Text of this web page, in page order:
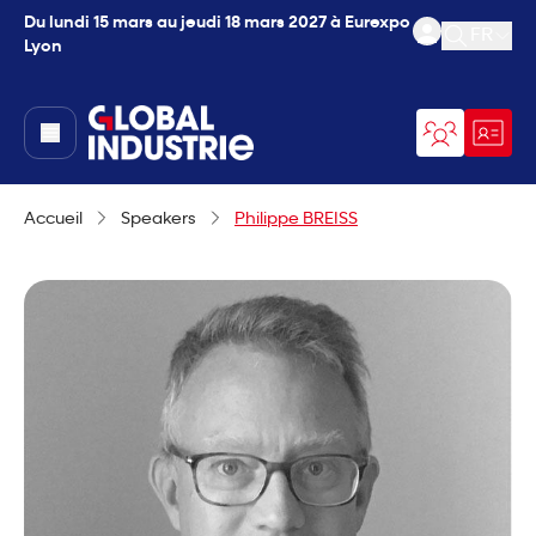
Du lundi 15 mars au jeudi 18 mars 2027 à Eurexpo
Lyon
Ouvrir
page.home
Accueil Speakers Philippe BREISS